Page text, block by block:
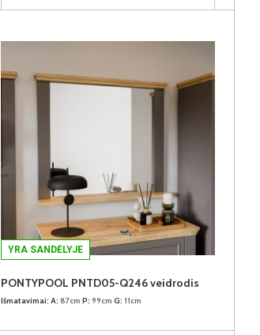
YRA SANDĖLYJE
PONTYPOOL PNTD05-Q246 veidrodis
Išmatavimai: A: 87cm P: 99cm G: 11cm